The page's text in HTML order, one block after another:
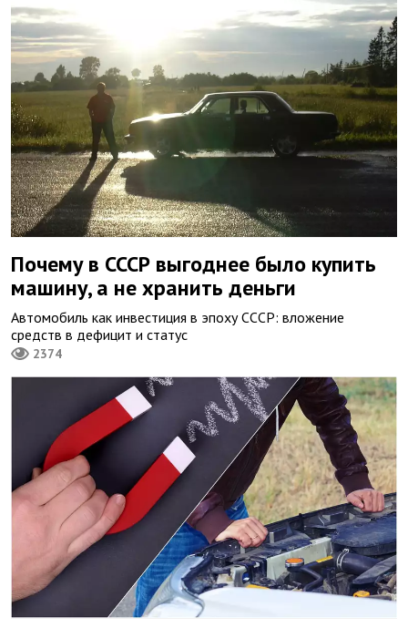
Почему в СССР выгоднее было купить
машину, а не хранить деньги
Автомобиль как инвестиция в эпоху СССР: вложение
средств в дефицит и статус
2374